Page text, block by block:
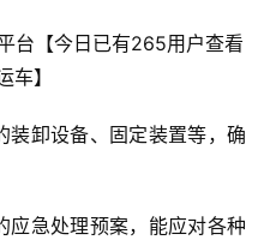
装卸设备、固定装置等，确
应急处理预案，能应对各种